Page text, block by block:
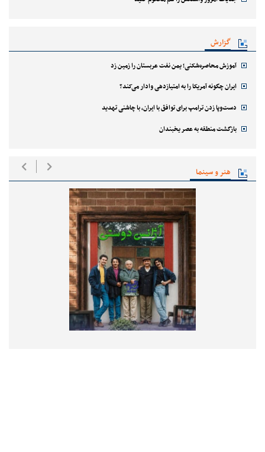
گزارش
آموزش محاصره‌شکنی؛ یمن نفت عربستان را زمین زد
ایران چگونه آمریکا را به امتیازدهی وادار می‌کند؟
دست‌وپا زدن ترامپ برای توافق با ایران، با چاشنی تهدید
بازگشت منطقه به عصر یخبندان
هنر و سینما